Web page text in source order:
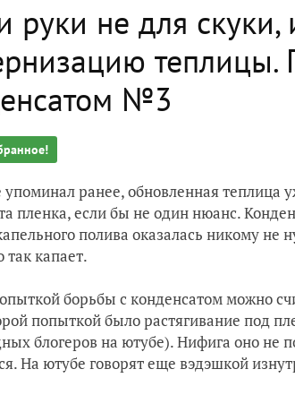
руки не для
теплицы.
№3
ранее, обновленная теплица
пленка, если бы не один нюанс.
полива оказалась никому не
капает.
борьбы с конденсатом можно
попыткой было растягивание под
блогеров на ютубе). Нифига оно
На ютубе говорят еще вэдэшкой